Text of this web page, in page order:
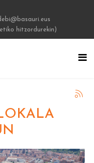
hitzordurekin)